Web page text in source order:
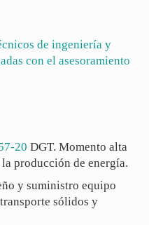
de ingeniería y
con el asesoramiento
20 DGT. Momento alta
producción de energía.
y suministro equipo
sólidos y